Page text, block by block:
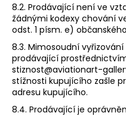
8.2. Prodávající není ve
žádnými kodexy chování
odst. 1 písm. e)
8.3. Mimosoudní
prodávající
stiznost@aviationart-
stížnosti kupujícího zašle
adresu kupujícího.
8.4. Prodávající je